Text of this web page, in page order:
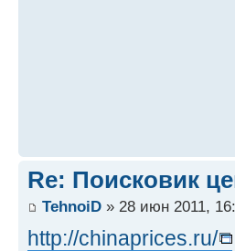
Re: Поисковик
TehnoiD » 28 июн 2011,
http://chinaprices.ru/